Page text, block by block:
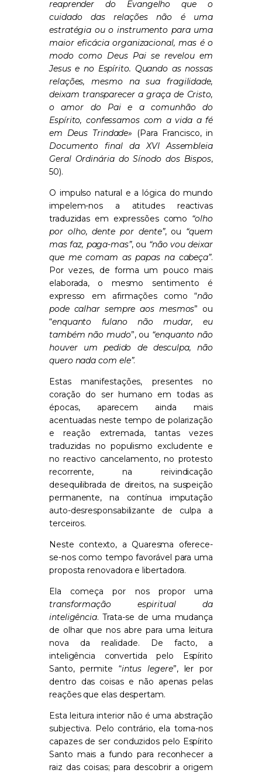
reaprender do Evangelho que o
cuidado das relações não é uma
estratégia ou o instrumento para uma
maior eficácia organizacional, mas é o
modo como Deus Pai se revelou em
Jesus e no Espírito. Quando as nossas
relações, mesmo na sua fragilidade,
deixam transparecer a graça de Cristo,
o amor do Pai e a comunhão do
Espírito, confessamos com a vida a fé
em Deus Trindade» (Para Francisco, in
Documento final da XVI Assembleia
Geral Ordinária do Sínodo dos Bispos,
50).
O impulso natural e a lógica do mundo
impelem-nos a atitudes reactivas
traduzidas em expressões como “olho
por olho, dente por dente”, ou “quem
mas faz, paga-mas”, ou “não vou deixar
que me comam as papas na cabeça”.
Por vezes, de forma um pouco mais
elaborada, o mesmo sentimento é
expresso em afirmações como “não
pode calhar sempre aos mesmos” ou
“enquanto fulano não mudar, eu
também não mudo”, ou “enquanto não
houver um pedido de desculpa, não
quero nada com ele”.
Estas manifestações, presentes no
coração do ser humano em todas as
épocas, aparecem ainda mais
acentuadas neste tempo de polarização
e reação extremada, tantas vezes
traduzidas no populismo excludente e
no reactivo cancelamento, no protesto
recorrente, na reivindicação
desequilibrada de direitos, na suspeição
permanente, na contínua imputação
auto-desresponsabilizante de culpa a
terceiros.
Neste contexto, a Quaresma oferece-
se-nos como tempo favorável para uma
proposta renovadora e libertadora.
Ela começa por nos propor uma
transformação espiritual da
inteligência. Trata-se de uma mudança
de olhar que nos abre para uma leitura
nova da realidade. De facto, a
inteligência convertida pelo Espírito
Santo, permite “intus legere”, ler por
dentro das coisas e não apenas pelas
reações que elas despertam.
Esta leitura interior não é uma abstração
subjectiva. Pelo contrário, ela torna-nos
capazes de ser conduzidos pelo Espírito
Santo mais a fundo para reconhecer a
raiz das coisas; para descobrir a origem